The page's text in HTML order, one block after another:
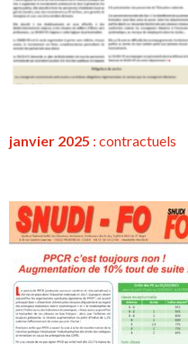
janvier 2025 : contractuels